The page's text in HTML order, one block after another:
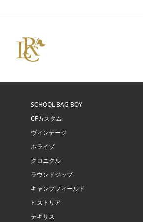
SCHOOL BAG BOY
CFカスタム
ヴィンテージ
ホライゾ
クロニクル
ラウンドジップ
キャンプフィールド
ヒストリア
テキサス